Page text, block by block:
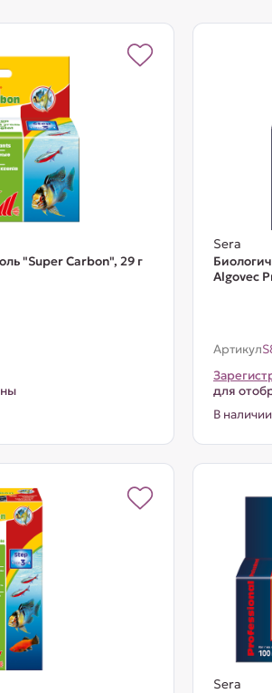
"Super Carbon", 29 г
Sera
Algovec
Артикул
для
В
Sera